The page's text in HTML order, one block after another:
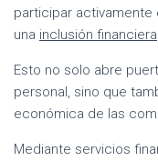
participar activamente
una inclusión financiera
Esto no solo abre
personal, sino que
económica de las
Mediante servicios